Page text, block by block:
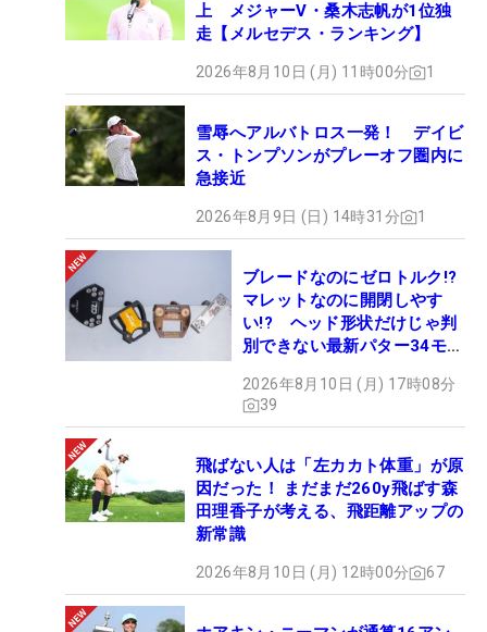
上 メジャーV・桑木志帆が1位独
走【メルセデス・ランキング】
2026年8月10日 (月) 11時00分 1
雪辱へアルバトロス一発！ デイビ
ス・トンプソンがプレーオフ圏内に
急接近
2026年8月9日 (日) 14時31分 1
ブレードなのにゼロトルク!?
マレットなのに開閉しやす
い!? ヘッド形状だけじゃ判
別できない最新パター34モデ
#ギアカタログ2026
2026年8月10日 (月) 17時08分
39
飛ばない人は「左カカト体重」が原
因だった！ まだまだ260y飛ばす森
田理香子が考える、飛距離アップの
新常識
2026年8月10日 (月) 12時00分 67